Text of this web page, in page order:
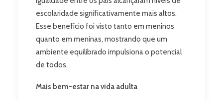
escolaridade significativamente mais altos.
Esse benefício foi visto tanto em meninos
quanto em meninas, mostrando que um
ambiente equilibrado impulsiona o potencial
de todos.
Mais bem-estar na vida adulta